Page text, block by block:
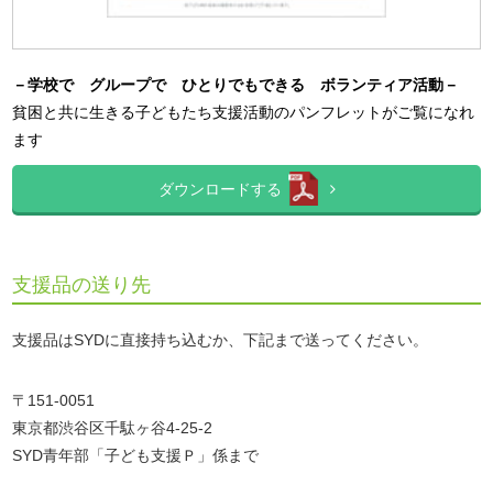
－学校で グループで ひとりでもできる ボランティア活動－
貧困と共に生きる子どもたち支援活動のパンフレットがご覧になれ
ます
ダウンロードする
支援品の送り先
支援品はSYDに直接持ち込むか、下記まで送ってください。
〒151-0051
東京都渋谷区千駄ヶ谷4-25-2
SYD青年部「子ども支援Ｐ」係まで